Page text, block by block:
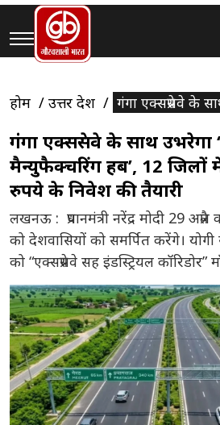
होम उत्तर प्रदेश गंगा एक्सप्रेसवे के
गंगा एक्सप्रेसवे के साथ उभरेगा
मैन्युफैक्चरिंग हब’, 12 जिलों
रुपये के निवेश की तैयारी
लखनऊ : प्रधानमंत्री नरेंद्र मोदी 29
को देशवासियों को समर्पित करेंगे।
को “एक्सप्रेसवे सह इंडस्ट्रियल
रही है। सरकार ने उत्तर प्रदेश में
विकास से जोड़ते हुए गंगा एक्सप्रेसवे को
लॉजिस्टिक्स क्लस्टर […]